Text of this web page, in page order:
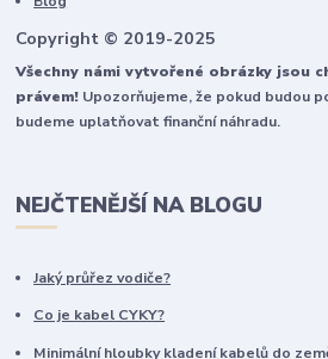
Copyright © 2019-2025
Všechny námi vytvořené obrázky jsou
právem! Upozorňujeme, že pokud budou
budeme uplatňovat finanční náhradu.
NEJČTENĚJŠÍ NA BLOGU
Jaký průřez vodiče?
Co je kabel CYKY?
Minimální hloubky kladení kabelů do